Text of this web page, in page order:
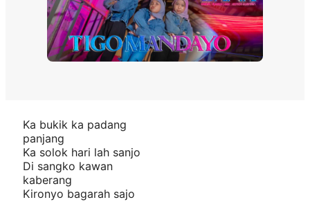
Ka bukik ka padang
panjang
Ka solok hari lah sanjo
Di sangko kawan
kaberang
Kironyo bagarah sajo